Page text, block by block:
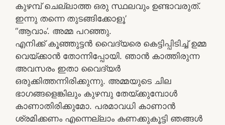
കുഴമ്പ് ചെല്ലാത്ത ഒരു സ്ഥലവും ഉണ്ടാവരുത്.
ഇന്നു തന്നെ തുടങ്ങിക്കോളൂ’
“ആവാം’. അമ്മ പറഞ്ഞു.
എനിക്ക് കൂഞ്ഞുട്ടൻ വൈദ്യരെ കെട്ടിപ്പിടിച്ച് ഉമ്മ
വെയ്ക്കാൻ തോന്നിപ്പോയി. ഞാൻ കാത്തിരുന്ന
അവസരം ഇതാ വൈദ്യർ
ഒരുക്കിത്തന്നിരിക്കുന്നു. അമ്മയുടെ ചില
ഭാഗങ്ങളെങ്കിലും കുഴമ്പു തേയ്ക്കുമ്പോൾ
കാണാതിരിക്കുമോ. പരമാവധി കാണാൻ
ശ്രമിക്കണം എന്നെല്ലാം കണക്കുകൂട്ടി ഞങ്ങൾ